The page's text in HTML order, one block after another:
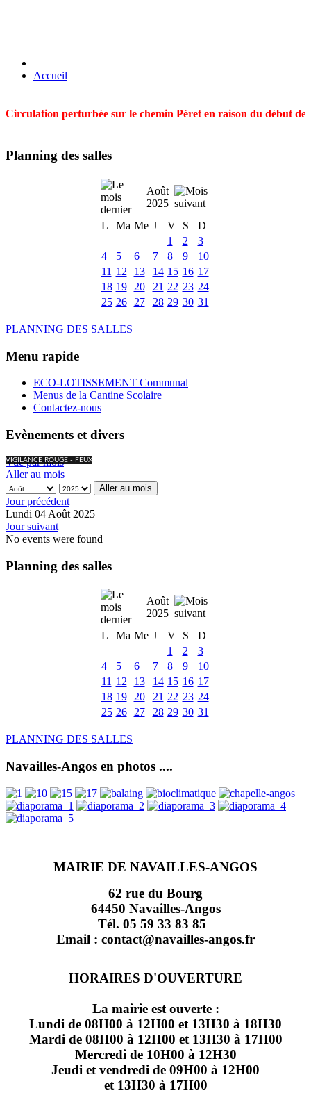
Accueil
Circulation perturbée sur le chemin Péret en raison du début
Planning des salles
Août
2025
L
Ma Me J V S
D
1
2
3
4
5 6 7 8 9
10
11 12 13 14 15 16 17
18 19 20 21 22 23 24
25 26 27 28 29 30 31
PLANNING DES SALLES
Menu rapide
ECO-LOTISSEMENT Communal
Menus de la Cantine Scolaire
Contactez-nous
Evènements et divers
VIGILANCE ROUGE - FEUX
Vue par mois
Aller au mois
Aller au mois
Jour précédent
Lundi 04 Août 2025
Jour suivant
No events were found
Planning des salles
Août
2025
L
Ma Me J V S
D
1
2
3
4
5 6 7 8 9
10
11 12 13 14 15 16 17
18 19 20 21 22 23 24
25 26 27 28 29 30 31
PLANNING DES SALLES
Navailles-Angos en photos ....
MAIRIE DE NAVAILLES-ANGOS
62 rue du Bourg
64450 Navailles-Angos
Tél. 05 59 33 83 85
Email : contact@navailles-angos.fr
HORAIRES D'OUVERTURE
La mairie est ouverte :
Lundi de 08H00 à 12H00 et 13H30 à 18H30
Mardi de 08H00 à 12H00 et 13H30 à 17H00
Mercredi de 10H00 à 12H30
Jeudi et vendredi de 09H00 à 12H00
et 13H30 à 17H00